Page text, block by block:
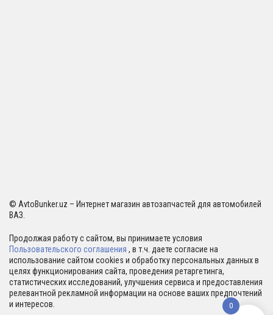
© AvtoBunker.uz – Интернет магазин автозапчастей для автомобилей
ВАЗ.
Продолжая работу с сайтом, вы принимаете условия
Пользовательского соглашения , в т.ч. даете согласие на
использование сайтом cookies и обработку персональных данных в
целях функционирования сайта, проведения ретаргетинга,
статистических исследований, улучшения сервиса и предоставления
релевантной рекламной информации на основе ваших предпочтений
и интересов.
0